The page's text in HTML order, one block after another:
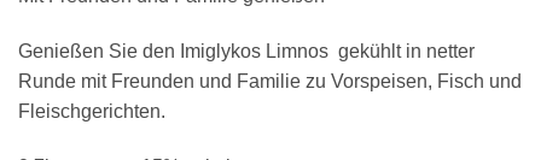
Genießen Sie den Imiglykos Limnos gekühlt in netter
Runde mit Freunden und Familie zu Vorspeisen, Fisch und
Fleischgerichten.